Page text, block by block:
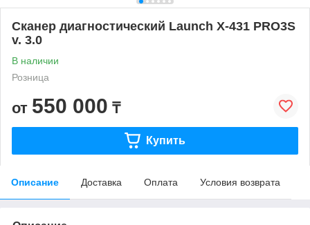
Сканер диагностический Launch X-431 PRO3S
v. 3.0
В наличии
Розница
от 550 000 ₸
Купить
Описание Доставка Оплата Условия возврата